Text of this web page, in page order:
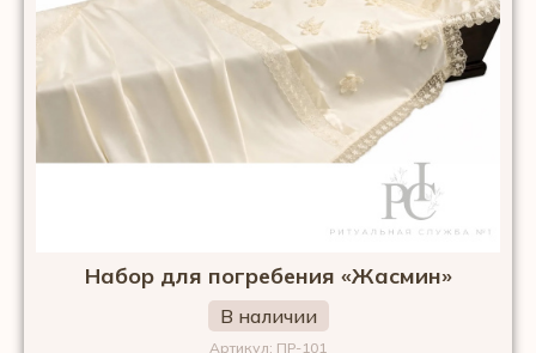
Набор для погребения «Жасмин»
В наличии
Артикул: ПР-101